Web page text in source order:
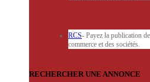
RCS- Payez la publication
commerce et des sociétés.
RECHERCHER UNE ANNONCE